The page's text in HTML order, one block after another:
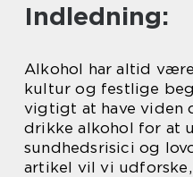
Indledning:
Alkohol har altid
kultur og festlige
vigtigt at have viden
drikke alkohol for at
sundhedsrisici og
artikel vil vi